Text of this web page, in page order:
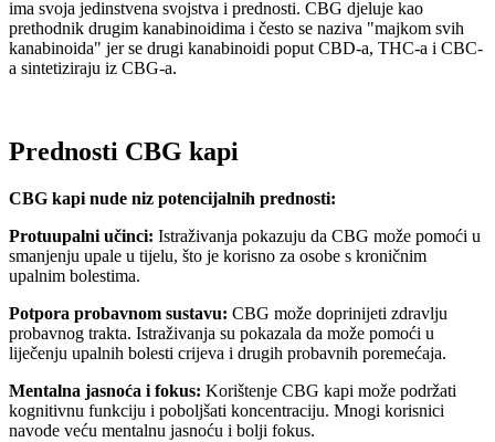
ima svoja jedinstvena svojstva i prednosti. CBG djeluje kao
prethodnik drugim kanabinoidima i često se naziva "majkom svih
kanabinoida" jer se drugi kanabinoidi poput CBD-a, THC-a i CBC-
a sintetiziraju iz CBG-a.
Prednosti CBG kapi
CBG kapi nude niz potencijalnih prednosti:
Protuupalni učinci: Istraživanja pokazuju da CBG može pomoći u
smanjenju upale u tijelu, što je korisno za osobe s kroničnim
upalnim bolestima.
Potpora probavnom sustavu: CBG može doprinijeti zdravlju
probavnog trakta. Istraživanja su pokazala da može pomoći u
liječenju upalnih bolesti crijeva i drugih probavnih poremećaja.
Mentalna jasnoća i fokus: Korištenje CBG kapi može podržati
kognitivnu funkciju i poboljšati koncentraciju. Mnogi korisnici
navode veću mentalnu jasnoću i bolji fokus.